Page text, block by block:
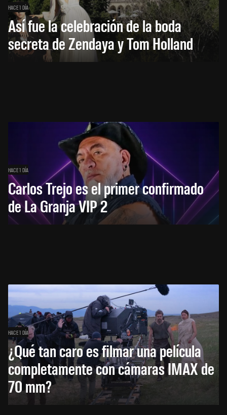
HACE 1 DÍA
Así fue la celebración de la boda
secreta de Zendaya y Tom Holland
HACE 1 DÍA
Carlos Trejo es el primer confirmado
de La Granja VIP 2
HACE 1 DÍA
¿Qué tan caro es filmar una película
completamente con cámaras IMAX de
70 mm?